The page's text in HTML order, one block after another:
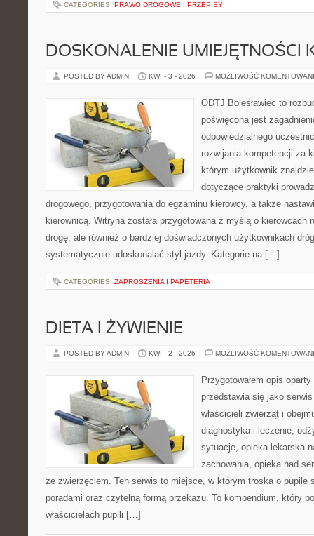
CATEGORIES: PRAWO DROGOWE I PRZEPISY
DOSKONALENIE UMIEJĘTNOŚCI
POSTED BY ADMIN KWI - 3 - 2026 MOŻLIWOŚĆ
ODTJ Bolesławiec to
poświęcona jest
odpowiedzialnego
rozwijania kompetencji za
którym użytkownik
dotyczące praktyki
drogowego, przygotowania do egzaminu kierowcy, a także
kierownicą. Witryna została przygotowana z myślą o kierowcach
drogę, ale również o bardziej doświadczonych użytkownikach
systematycznie udoskonalać styl jazdy. Kategorie na […]
CATEGORIES: ZAPROSZENIA I PAPETERIA
DIETA I ŻYWIENIE
POSTED BY ADMIN KWI - 2 - 2026 MOŻLIWOŚĆ
Przygotowałem opis
przedstawia się jako
właścicieli zwierząt i
diagnostyka i leczenie,
sytuacje, opieka lekarska
zachowania, opieka nad
ze zwierzęciem. Ten serwis to miejsce, w którym troska o pupile
poradami oraz czytelną formą przekazu. To kompendium, który
właścicielach pupili […]